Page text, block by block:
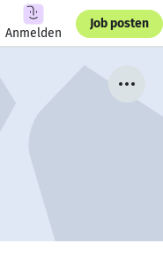
Anmelden
Job posten